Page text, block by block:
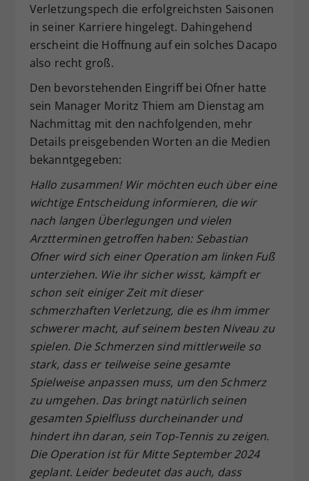
Verletzungspech die erfolgreichsten Saisonen
in seiner Karriere hingelegt. Dahingehend
erscheint die Hoffnung auf ein solches Dacapo
also recht groß.
Den bevorstehenden Eingriff bei Ofner hatte
sein Manager Moritz Thiem am Dienstag am
Nachmittag mit den nachfolgenden, mehr
Details preisgebenden Worten an die Medien
bekanntgegeben:
Hallo zusammen! Wir möchten euch über eine
wichtige Entscheidung informieren, die wir
nach langen Überlegungen und vielen
Arztterminen getroffen haben: Sebastian
Ofner wird sich einer Operation am linken Fuß
unterziehen. Wie ihr sicher wisst, kämpft er
schon seit einiger Zeit mit dieser
schmerzhaften Verletzung, die es ihm immer
schwerer macht, auf seinem besten Niveau zu
spielen. Die Schmerzen sind mittlerweile so
stark, dass er teilweise seine gesamte
Spielweise anpassen muss, um den Schmerz
zu umgehen. Das bringt natürlich seinen
gesamten Spielfluss durcheinander und
hindert ihn daran, sein Top-Tennis zu zeigen.
Die Operation ist für Mitte September 2024
geplant. Leider bedeutet das auch, dass